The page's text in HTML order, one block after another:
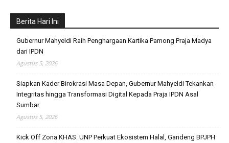
Berita Hari Ini
Gubernur Mahyeldi Raih Penghargaan Kartika Pamong Praja Madya
dari IPDN
Agustus 5, 2026
Siapkan Kader Birokrasi Masa Depan, Gubernur Mahyeldi Tekankan
Integritas hingga Transformasi Digital Kepada Praja IPDN Asal
Sumbar
Agustus 5, 2026
Kick Off Zona KHAS: UNP Perkuat Ekosistem Halal, Gandeng BPJPH